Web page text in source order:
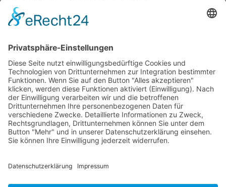
partner.de) in Essen und Velbert, und weist darauf hin, dass die
selbstständigen Künstler und Publizisten, wie abhängig […]
Impressum
Datenschutz
Kooperation
Werbung
Presse- und Öffentlichkeitsarbeit
Aktuelles
Themenwelt